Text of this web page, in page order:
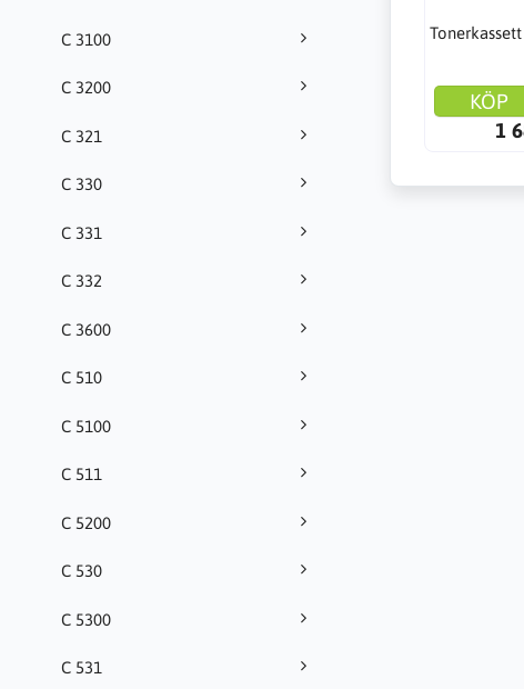
C 3100
C 3200
C 321
C 330
C 331
C 332
C 3600
C 510
C 5100
C 511
C 5200
C 530
C 5300
C 531
KÖP
1